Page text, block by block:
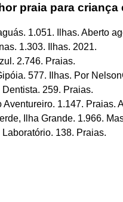
praia para criança
1.051. Ilhas. Aberto
1.303. Ilhas. 2021.
2.746. Praias.
577. Ilhas. Por
Dentista. 259. Praias.
Aventureiro. 1.147. Praias.
Ilha Grande. 1.966.
Laboratório. 138. Praias.